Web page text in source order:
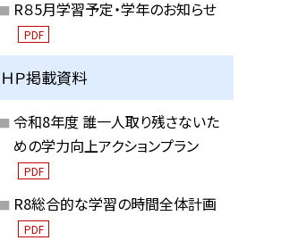
R８5月学習予定・学年のお知らせ
PDF
ＨＰ掲載資料
令和8年度 誰一人取り残さないた
めの学力向上アクションプラン
PDF
R8総合的な学習の時間全体計画
PDF